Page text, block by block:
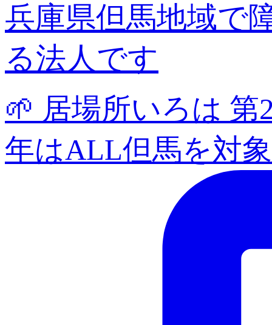
兵庫県但馬地域で
る法人です
🌱 居場所いろは
年はALL但馬を対